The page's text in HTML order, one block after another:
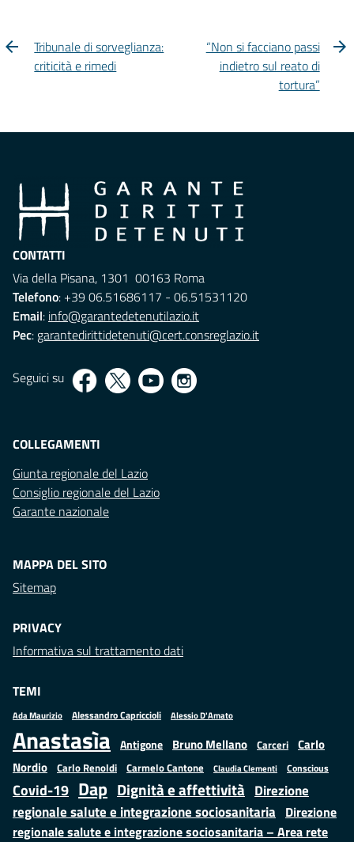
Tribunale di sorveglianza:
criticità e rimedi
“Non si facciano passi
indietro sul reato di
tortura”
CONTATTI
Via della Pisana, 1301 00163 Roma
Telefono: +39 06.51686117 - 06.51531120
Email: info@garantedetenutilazio.it
Pec: garantedirittidetenuti@cert.consreglazio.it
Seguici su
COLLEGAMENTI
Giunta regionale del Lazio
Consiglio regionale del Lazio
Garante nazionale
MAPPA DEL SITO
Sitemap
PRIVACY
Informativa sul trattamento dati
TEMI
Ada Maurizio Alessandro Capriccioli Alessio D'Amato
Anastasìa Antigone Bruno Mellano Carceri
Carlo
Nordio Carlo Renoldi Carmelo Cantone Claudia Clementi Conscious
Covid-19 Dap Dignità e affettività Direzione
regionale salute e integrazione sociosanitaria Direzione
regionale salute e integrazione sociosanitaria – Area rete